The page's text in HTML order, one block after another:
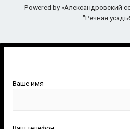
Powered by «Александровский
"Речная
Ваше имя
Ваш телефон